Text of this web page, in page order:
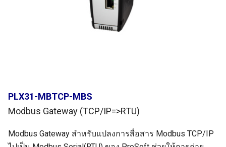
PLX31-MBTCP-MBS
Modbus Gateway (TCP/IP=>RTU)
Modbus Gateway สำหรับแปลงการสื่อสาร Modbus TCP/IP